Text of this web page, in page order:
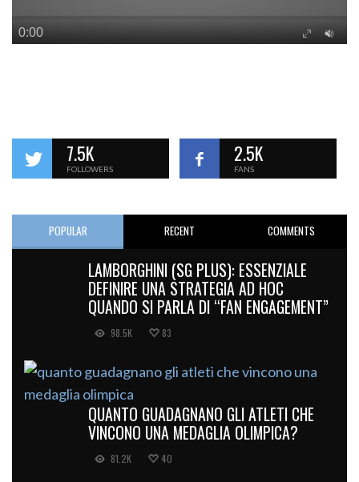
7.5K
FOLLOWERS
2.5K
FANS
POPULAR RECENT COMMENTS
LAMBORGHINI (SG PLUS): ESSENZIALE
DEFINIRE UNA STRATEGIA AD HOC
QUANDO SI PARLA DI “FAN ENGAGEMENT”
98.5K 83
QUANTO GUADAGNANO GLI ATLETI CHE
VINCONO UNA MEDAGLIA OLIMPICA?
81.2K 40